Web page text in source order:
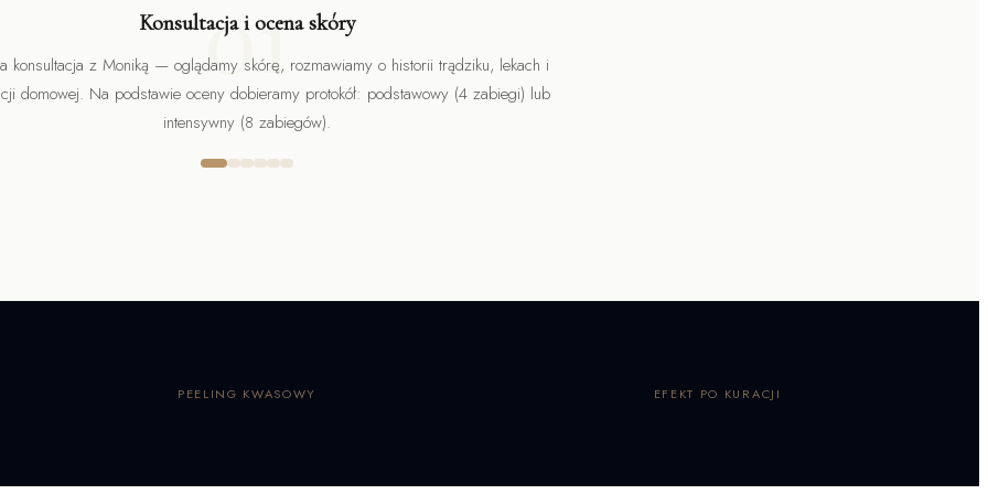
01
Konsultacja i ocena skóry
konsultacja z Moniką — oglądamy skórę, rozmawiamy o historii trądziku, lekach i
domowej. Na podstawie oceny dobieramy protokół: podstawowy (4 zabiegi) lub
intensywny (8 zabiegów).
PEELING KWASOWY EFEKT PO KURACJI